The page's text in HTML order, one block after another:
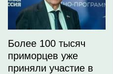
Более 100 тысяч
приморцев уже
приняли участие в